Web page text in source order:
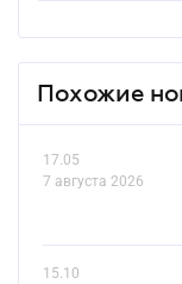
Похожие
17.05
7 августа 2026
15.10